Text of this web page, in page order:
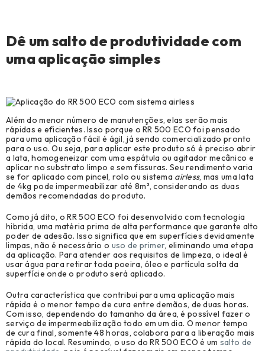
Dê um salto de produtividade com
uma aplicação simples
Além do menor número de manutenções, elas serão mais
rápidas e eficientes. Isso porque o RR 500 ECO foi pensado
para uma aplicação fácil é ágil, já sendo comercializado pronto
para o uso. Ou seja, para aplicar este produto só é preciso abrir
a lata, homogeneizar com uma espátula ou agitador mecânico e
aplicar no substrato limpo e sem fissuras. Seu rendimento varia
se for aplicado com pincel, rolo ou sistema airless, mas uma lata
de 4kg pode impermeabilizar até 8m², considerando as duas
demãos recomendadas do produto.
Como já dito, o RR 500 ECO foi desenvolvido com tecnologia
hibrida, uma matéria prima de alta performance que garante alto
poder de adesão. Isso significa que em superfícies devidamente
limpas, não é necessário o uso de primer, eliminando uma etapa
da aplicação. Para atender aos requisitos de limpeza, o ideal é
usar água para retirar toda poeira, óleo e partícula solta da
superfície onde o produto será aplicado.
Outra característica que contribui para uma aplicação mais
rápida é o menor tempo de cura entre demãos, de duas horas.
Com isso, dependendo do tamanho da área, é possível fazer o
serviço de impermeabilização todo em um dia. O menor tempo
de cura final, somente 48 horas, colabora para a liberação mais
rápida do local. Resumindo, o uso do RR 500 ECO é um salto de